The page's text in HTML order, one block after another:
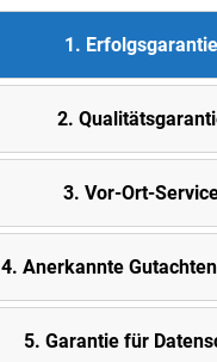
1. Erfolgsgarantie
2. Quali
3. Vor-Ort-
4. Anerkannte
5. Garantie für